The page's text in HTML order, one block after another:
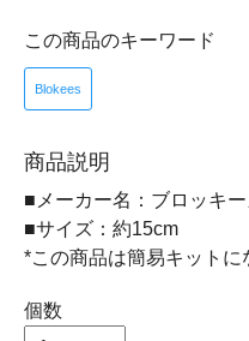
この商品のキーワード
Blokees
商品説明
■メーカー名：ブロッキ
■サイズ：約15cm
*この商品は簡易キットに
個数